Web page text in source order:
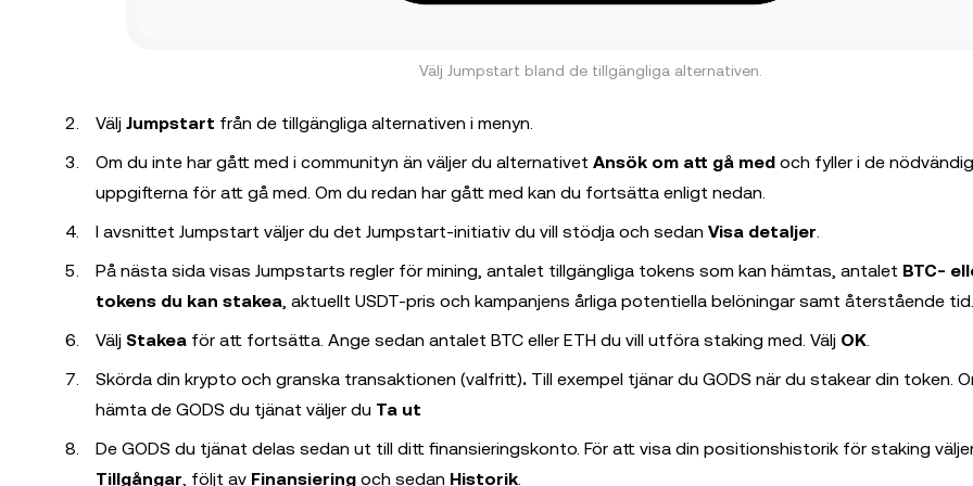
Välj Jumpstart bland de tillgängliga alternativen.
Välj Jumpstart från de tillgängliga alternativen i menyn.
Om du inte har gått med i communityn än väljer du alternativet Ansök om att gå med och fyller i de
uppgifterna för att gå med. Om du redan har gått med kan du fortsätta enligt nedan.
I avsnittet Jumpstart väljer du det Jumpstart-initiativ du vill stödja och sedan Visa detaljer
På nästa sida visas Jumpstarts regler för mining, antalet tillgängliga tokens som kan hämtas, antalet BTC-
tokens du kan stakea , aktuellt USDT-pris och kampanjens årliga potentiella belöningar samt återstående tid.
Välj Stakea för att fortsätta. Ange sedan antalet BTC eller ETH du vill utföra staking med. Välj OK
Skörda din krypto och granska transaktionen (valfritt). Till exempel tjänar du GODS när du stakear din token.
hämta de GODS du tjänat väljer du Ta ut
De GODS du tjänat delas sedan ut till ditt finansieringskonto. För att visa din positionshistorik för staking
Tillgångar , följt av Finansiering och sedan Historik